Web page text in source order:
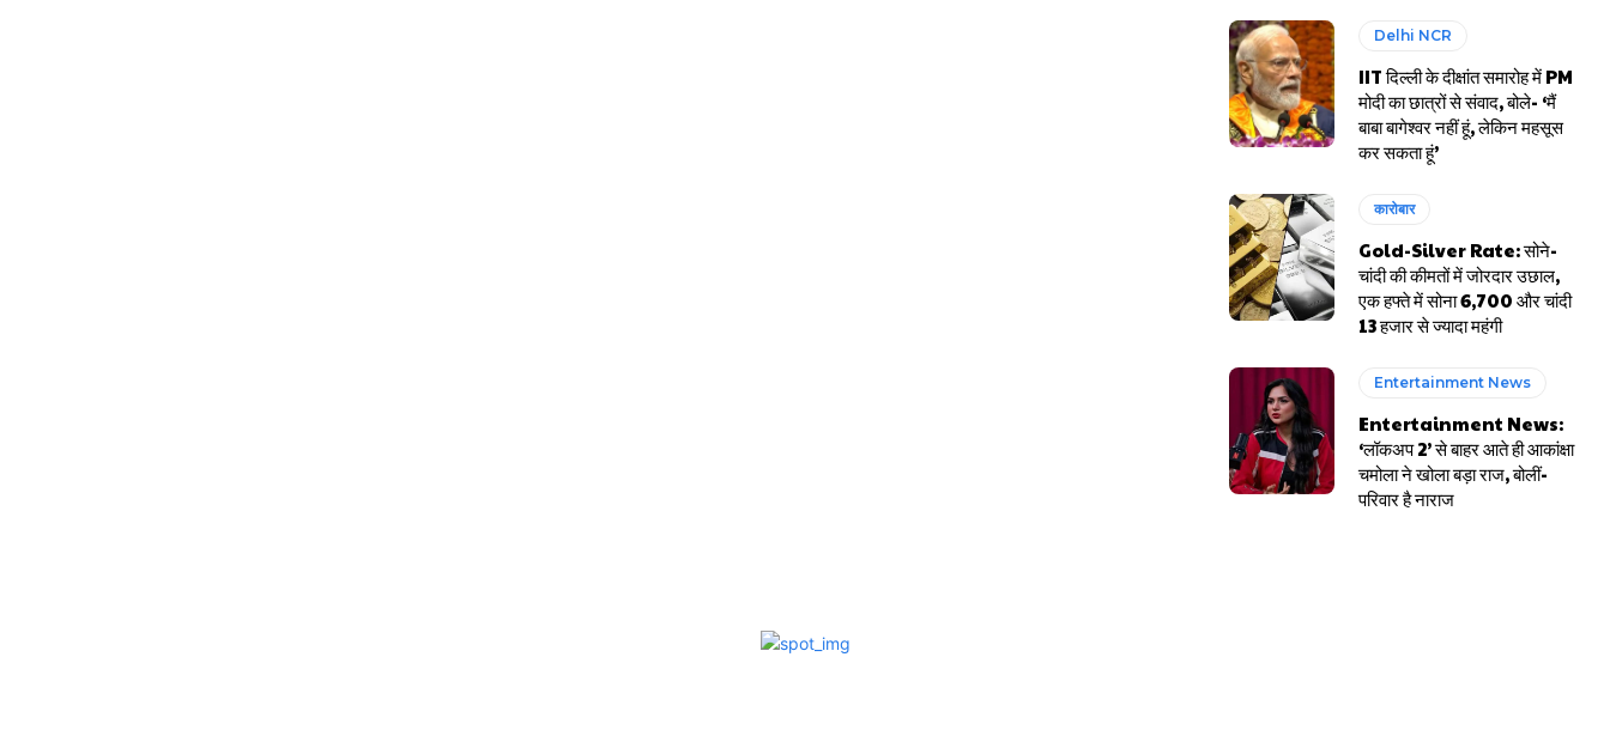
Delhi NCR
IIT दिल्ली के दीक्षांत समारोह में PM
मोदी का छात्रों से संवाद, बोले- ‘मैं
बाबा बागेश्वर नहीं हूं, लेकिन महसूस
कर सकता हूं’
कारोबार
Gold-Silver Rate: सोने-
चांदी की कीमतों में जोरदार उछाल,
एक हफ्ते में सोना ₹6,700 और चांदी
₹13 हजार से ज्यादा महंगी
Entertainment News
Entertainment News:
‘लॉकअप 2’ से बाहर आते ही आकांक्षा
चमोला ने खोला बड़ा राज, बोलीं-
परिवार है नाराज